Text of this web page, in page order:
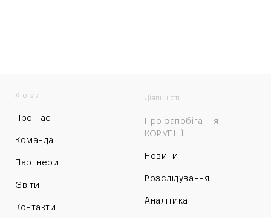
Хто ми
Про нас
Команда
Партнери
Звіти
Контакти
Діяльність
Про запобігання
КОРУПЦІЇ:
Новини
Розслідування
Аналітика